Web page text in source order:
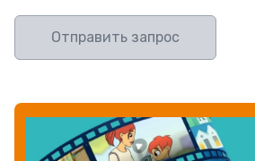
Отправить запрос